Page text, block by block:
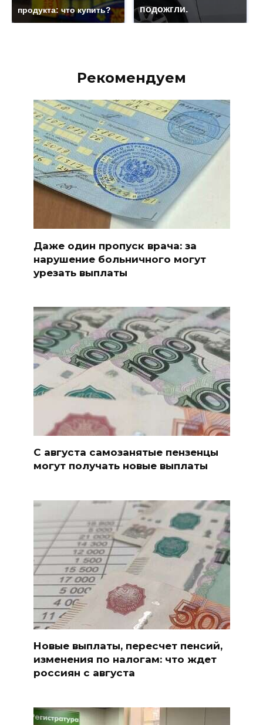
продукта: что купить?
подожгли.
Рекомендуем
Даже один пропуск врача: за
нарушение больничного могут
урезать выплаты
С августа самозанятые пензенцы
могут получать новые выплаты
Новые выплаты, пересчет пенсий,
изменения по налогам: что ждет
россиян с августа